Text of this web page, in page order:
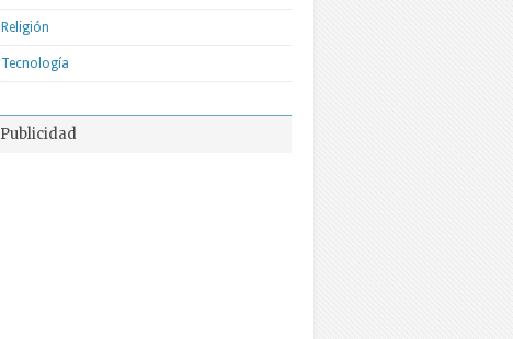
Religión
Tecnología
Publicidad